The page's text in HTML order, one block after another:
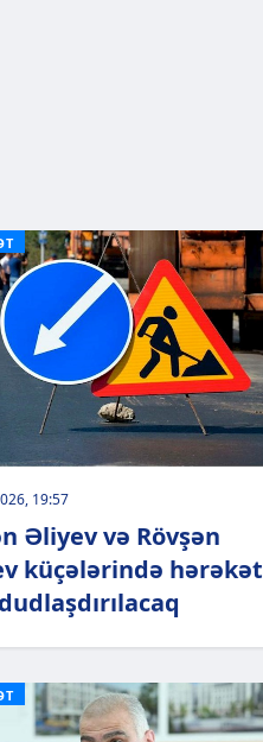
19:57
Əliyev və Rövşən
küçələrində hərəkət